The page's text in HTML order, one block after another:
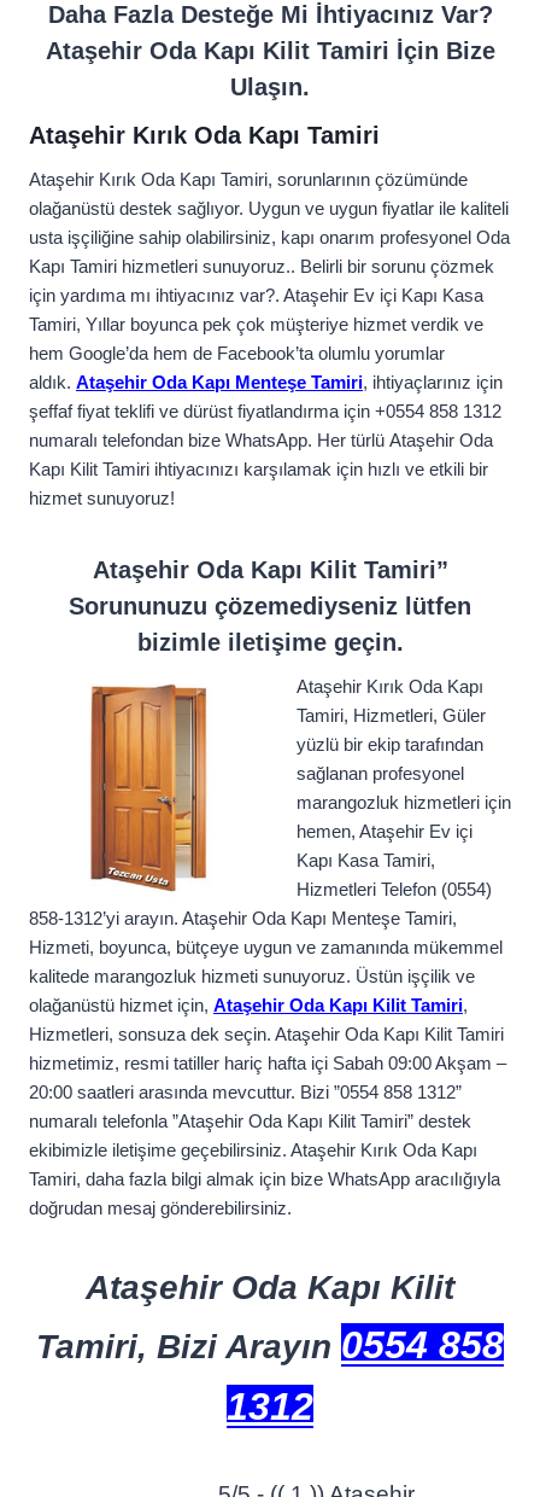
Daha Fazla Desteğe Mi İhtiyacınız Var?
Ataşehir Oda Kapı Kilit Tamiri İçin Bize
Ulaşın.
Ataşehir Kırık Oda Kapı Tamiri
Ataşehir Kırık Oda Kapı Tamiri, sorunlarının çözümünde
olağanüstü destek sağlıyor. Uygun ve uygun fiyatlar ile kaliteli
usta işçiliğine sahip olabilirsiniz, kapı onarım profesyonel Oda
Kapı Tamiri hizmetleri sunuyoruz.. Belirli bir sorunu çözmek
için yardıma mı ihtiyacınız var?. Ataşehir Ev içi Kapı Kasa
Tamiri, Yıllar boyunca pek çok müşteriye hizmet verdik ve
hem Google’da hem de Facebook’ta olumlu yorumlar
aldık. Ataşehir Oda Kapı Menteşe Tamiri, ihtiyaçlarınız için
şeffaf fiyat teklifi ve dürüst fiyatlandırma için +0554 858 1312
numaralı telefondan bize WhatsApp. Her türlü Ataşehir Oda
Kapı Kilit Tamiri ihtiyacınızı karşılamak için hızlı ve etkili bir
hizmet sunuyoruz!
Ataşehir Oda Kapı Kilit Tamiri”
Sorununuzu çözemediyseniz lütfen
bizimle iletişime geçin.
Ataşehir Kırık Oda Kapı
Tamiri, Hizmetleri, Güler
yüzlü bir ekip tarafından
sağlanan profesyonel
marangozluk hizmetleri için
hemen, Ataşehir Ev içi
Kapı Kasa Tamiri,
Hizmetleri Telefon (0554)
858-1312’yi arayın. Ataşehir Oda Kapı Menteşe Tamiri,
Hizmeti, boyunca, bütçeye uygun ve zamanında mükemmel
kalitede marangozluk hizmeti sunuyoruz. Üstün işçilik ve
olağanüstü hizmet için, Ataşehir Oda Kapı Kilit Tamiri,
Hizmetleri, sonsuza dek seçin. Ataşehir Oda Kapı Kilit Tamiri
hizmetimiz, resmi tatiller hariç hafta içi Sabah 09:00 Akşam –
20:00 saatleri arasında mevcuttur. Bizi ”0554 858 1312”
numaralı telefonla ”Ataşehir Oda Kapı Kilit Tamiri” destek
ekibimizle iletişime geçebilirsiniz. Ataşehir Kırık Oda Kapı
Tamiri, daha fazla bilgi almak için bize WhatsApp aracılığıyla
doğrudan mesaj gönderebilirsiniz.
Ataşehir Oda Kapı Kilit
Tamiri, Bizi Arayın 0554 858
1312